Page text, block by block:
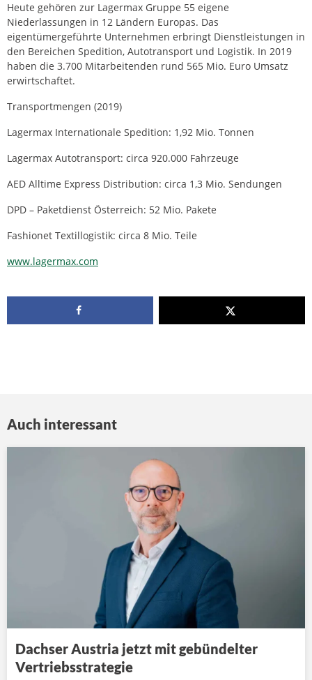
Heute gehören zur Lagermax Gruppe 55 eigene
Niederlassungen in 12 Ländern Europas. Das
eigentümergeführte Unternehmen erbringt Dienstleistungen in
den Bereichen Spedition, Autotransport und Logistik. In 2019
haben die 3.700 Mitarbeitenden rund 565 Mio. Euro Umsatz
erwirtschaftet.
Transportmengen (2019)
Lagermax Internationale Spedition: 1,92 Mio. Tonnen
Lagermax Autotransport: circa 920.000 Fahrzeuge
AED Alltime Express Distribution: circa 1,3 Mio. Sendungen
DPD – Paketdienst Österreich: 52 Mio. Pakete
Fashionet Textillogistik: circa 8 Mio. Teile
www.lagermax.com
Auch interessant
Dachser Austria jetzt mit gebündelter
Vertriebsstrategie